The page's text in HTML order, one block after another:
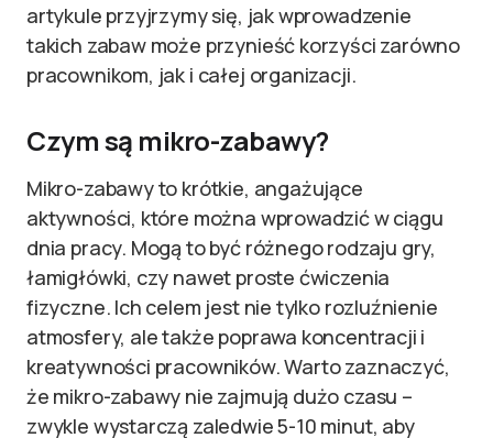
artykule przyjrzymy się, jak wprowadzenie
takich zabaw może przynieść korzyści zarówno
pracownikom, jak i całej organizacji.
Czym są mikro-zabawy?
Mikro-zabawy to krótkie, angażujące
aktywności, które można wprowadzić w ciągu
dnia pracy. Mogą to być różnego rodzaju gry,
łamigłówki, czy nawet proste ćwiczenia
fizyczne. Ich celem jest nie tylko rozluźnienie
atmosfery, ale także poprawa koncentracji i
kreatywności pracowników. Warto zaznaczyć,
że mikro-zabawy nie zajmują dużo czasu –
zwykle wystarczą zaledwie 5-10 minut, aby